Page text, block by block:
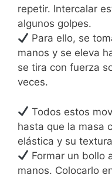
repetir. Intercalar
algunos golpes.
Para ello, se
manos y se eleva
se tira con fuerza
veces.
Todos estos
hasta que la masa
elástica y su
Formar un bollo
manos. Colocarlo